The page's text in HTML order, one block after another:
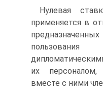
Нулевая
применяется в
их
вместе с ними